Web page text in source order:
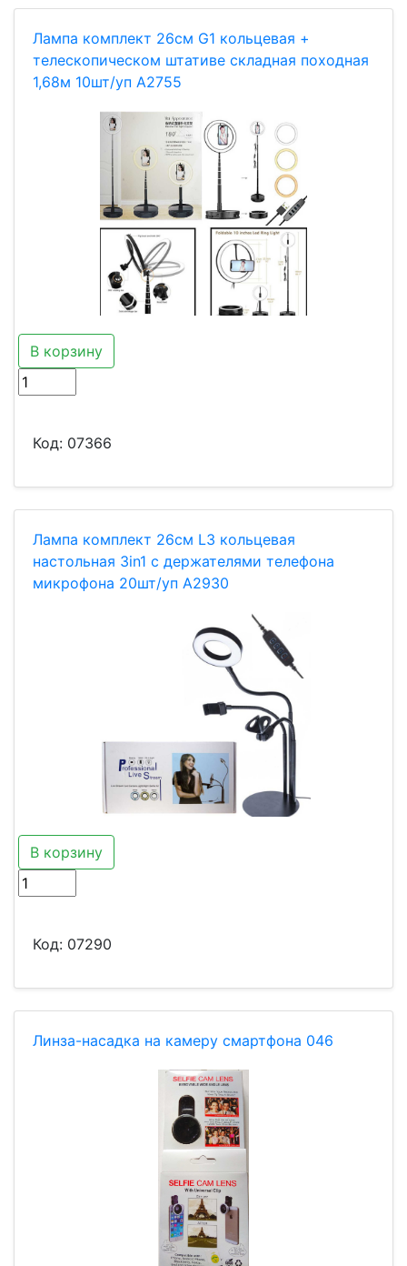
Лампа комплект 26см G1 кольцевая +
телескопическом штативе складная походная
1,68м 10шт/уп A2755
В корзину
Код: 07366
Лампа комплект 26см L3 кольцевая
настольная 3in1 с держателями телефона
микрофона 20шт/уп A2930
В корзину
Код: 07290
Линза-насадка на камеру смартфона 046